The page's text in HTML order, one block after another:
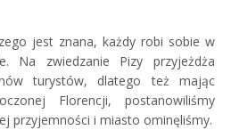
jest znana, każdy robi sobie w
Na zwiedzanie Pizy przyjeżdża
turystów, dlatego też mając
Florencji, postanowiliśmy
przyjemności i miasto ominęliśmy.